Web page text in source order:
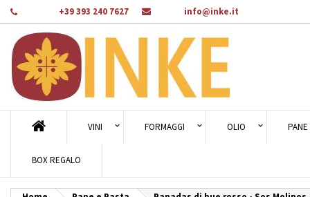
+39 393 240 7627 info@inke.it
VINI FORMAGGI OLIO PANE
BOX REGALO